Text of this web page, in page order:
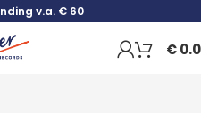
v.a. € 60
€